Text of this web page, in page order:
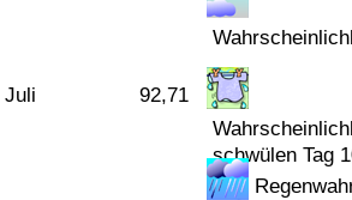
Juli 92,71
schwülen Tag